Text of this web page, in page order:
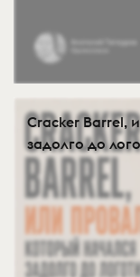
Cracker Barrel,
задолго до